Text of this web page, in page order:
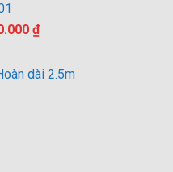
₫.
₫Giá
là:
dài 2.5m